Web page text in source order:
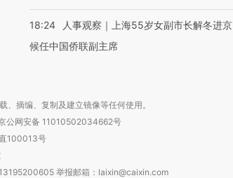
18:24
人事观察｜上海55岁女副市长解冬进京
候任中国侨联副主席
摘编、复制及建立镜像等任何使用。
公网安备 11010502034662号
100013号
举报邮箱：laixin@caixin.com